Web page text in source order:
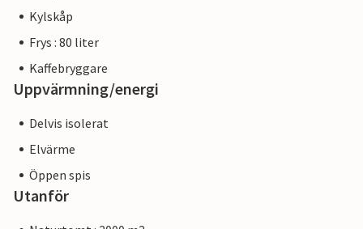
Kylskåp
Frys : 80 liter
Kaffebryggare
Uppvärmning/energi
Delvis isolerat
Elvärme
Öppen spis
Utanför